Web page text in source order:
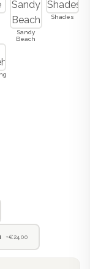
Sandy
Beach
Shades
+€24,00